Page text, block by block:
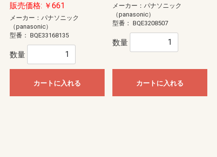
販売価格: ￥661
メーカー：パナソニック
（panasonic）
型番： BQE33168135
数量
カートに入れる
メーカー：パナソニック
（panasonic）
型番： BQE3208507
数量
カートに入れる